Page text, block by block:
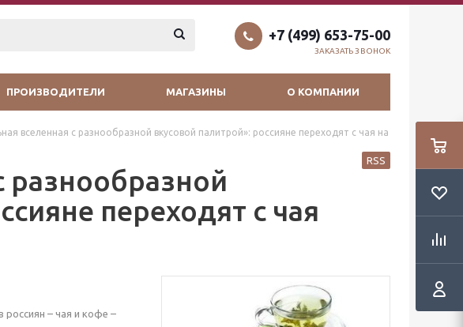
+7 (499) 653-75-00
ЗАКАЗАТЬ ЗВОНОК
ПРОИЗВОДИТЕЛИ МАГАЗИНЫ О КОМПАНИИ
вселенная с разнообразной вкусовой палитрой»: россияне переходят с чая на
разнообразной
переходят с чая
RSS
– чая и кофе –